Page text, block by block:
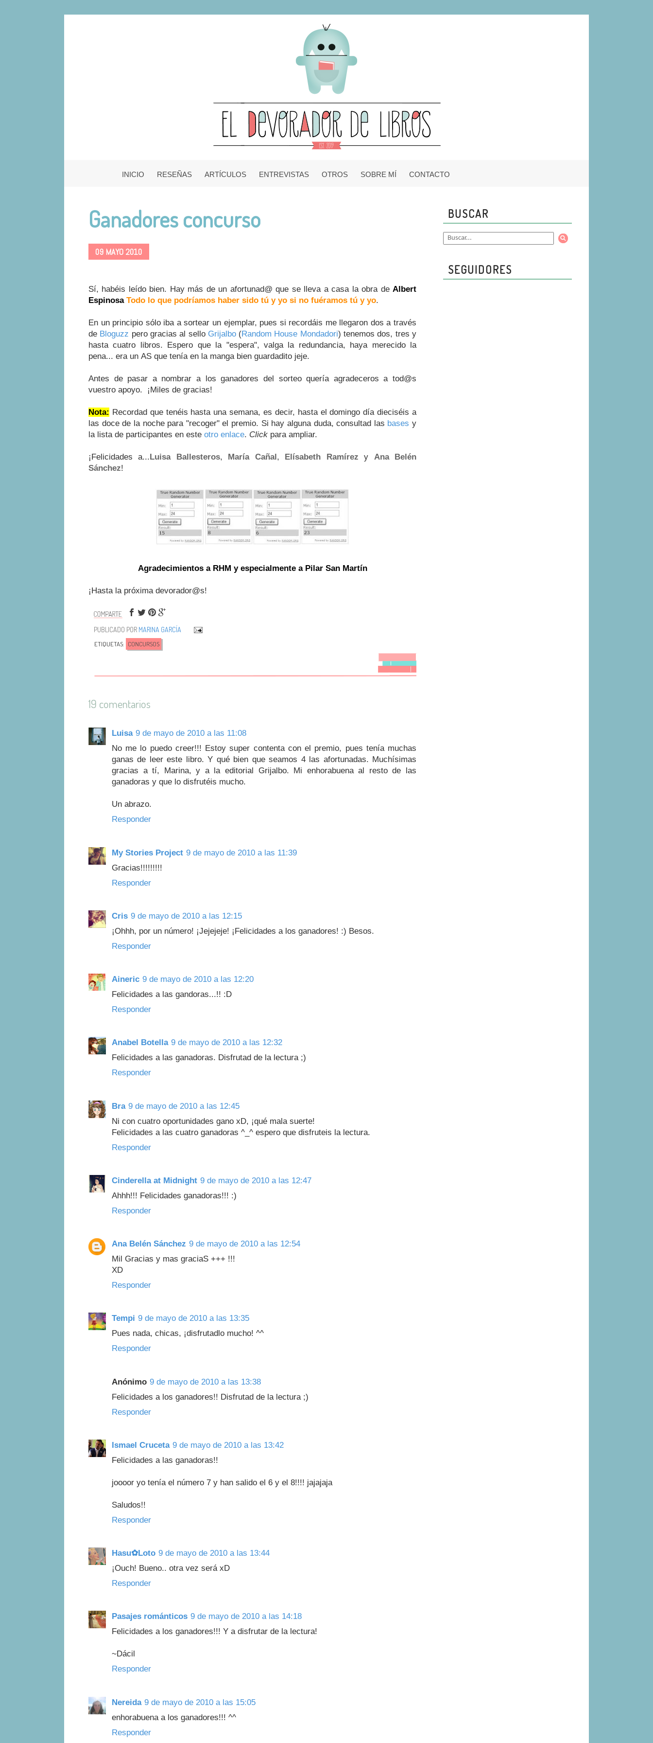
INICIO RESEÑAS ARTÍCULOS ENTREVISTAS OTROS SOBRE MÍ CONTACTO
Ganadores concurso
09 MAYO 2010
Sí, habéis leído bien. Hay más de un afortunad@ que se lleva a casa la obra de Albert
Espinosa Todo lo que podríamos haber sido tú y yo si no fuéramos tú y yo.
En un principio sólo iba a sortear un ejemplar, pues si recordáis me llegaron dos a través
de Bloguzz pero gracias al sello Grijalbo(Random House Mondadori) tenemos dos, tres y
hasta cuatro libros. Espero que la "espera", valga la redundancia, haya merecido la
pena... era un AS que tenía en la manga bien guardadito jeje.
Antes de pasar a nombrar a los ganadores del sorteo quería agradeceros a tod@s
vuestro apoyo. ¡Miles de gracias!
Nota: Recordad que tenéis hasta una semana, es decir, hasta el domingo día dieciséis a
las doce de la noche para "recoger" el premio. Si hay alguna duda, consultad las bases y
la lista de participantes en este otro enlace. Click para ampliar.
¡Felicidades a...Luisa Ballesteros, María Cañal, Elísabeth Ramírez y Ana Belén
Sánchez!
Agradecimientos a RHM y especialmente a Pilar San Martín
¡Hasta la próxima devorador@s!
PUBLICADO POR MARINA GARCÍA
ETIQUETAS: CONCURSOS
19 comentarios
Luisa 9 de mayo de 2010 a las 11:08
No me lo puedo creer!!! Estoy super contenta con el premio, pues tenía muchas
ganas de leer este libro. Y qué bien que seamos 4 las afortunadas. Muchísimas
gracias a tí, Marina, y a la editorial Grijalbo. Mi enhorabuena al resto de las
ganadoras y que lo disfrutéis mucho.
Un abrazo.
Responder
My Stories Project 9 de mayo de 2010 a las 11:39
Gracias!!!!!!!!!
Responder
Cris 9 de mayo de 2010 a las 12:15
¡Ohhh, por un número! ¡Jejejeje! ¡Felicidades a los ganadores! :) Besos.
Responder
Aineric 9 de mayo de 2010 a las 12:20
Felicidades a las gandoras...!! :D
Responder
Anabel Botella 9 de mayo de 2010 a las 12:32
Felicidades a las ganadoras. Disfrutad de la lectura ;)
Responder
Bra 9 de mayo de 2010 a las 12:45
Ni con cuatro oportunidades gano xD, ¡qué mala suerte!
Felicidades a las cuatro ganadoras ^_^ espero que disfruteis la lectura.
Responder
Cinderella at Midnight 9 de mayo de 2010 a las 12:47
Ahhh!!! Felicidades ganadoras!!! :)
Responder
Ana Belén Sánchez 9 de mayo de 2010 a las 12:54
Mil Gracias y mas graciaS +++ !!!
XD
Responder
Tempi 9 de mayo de 2010 a las 13:35
Pues nada, chicas, ¡disfrutadlo mucho! ^^
Responder
Anónimo 9 de mayo de 2010 a las 13:38
Felicidades a los ganadores!! Disfrutad de la lectura ;)
Responder
Ismael Cruceta 9 de mayo de 2010 a las 13:42
Felicidades a las ganadoras!!
joooor yo tenía el número 7 y han salido el 6 y el 8!!!! jajajaja
Saludos!!
Responder
Hasu✿Loto 9 de mayo de 2010 a las 13:44
¡Ouch! Bueno.. otra vez será xD
Responder
Pasajes románticos 9 de mayo de 2010 a las 14:18
Felicidades a los ganadores!!! Y a disfrutar de la lectura!
~Dácil
Responder
Nereida 9 de mayo de 2010 a las 15:05
enhorabuena a los ganadores!!! ^^
Responder
BUSCAR
SEGUIDORES